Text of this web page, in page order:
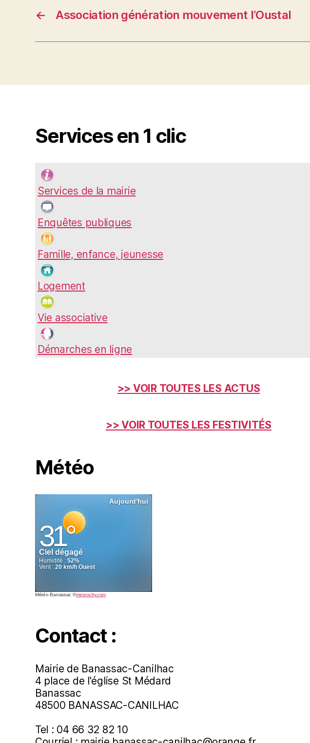
← Association génération mouvement l’Oustal
Services en 1 clic
Services de la mairie
Enquêtes publiques
Famille, enfance, jeunesse
Logement
Vie associative
Démarches en ligne
>> VOIR TOUTES LES ACTUS
>> VOIR TOUTES LES FESTIVITÉS
Météo
Météo Banassac ©meteocity.com
Contact :
Mairie de Banassac-Canilhac
4 place de l'église St Médard
Banassac
48500 BANASSAC-CANILHAC
Tel : 04 66 32 82 10